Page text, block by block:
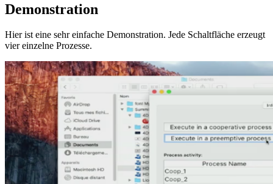
Demonstration
Hier ist eine sehr einfache Demonstration. Jede Schaltfläche erzeugt
vier einzelne Prozesse.